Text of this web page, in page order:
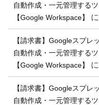
自動作成・一元管理する
【Google Workspace】
に
【請求書】Googleスプレ
自動作成・一元管理する
【Google Workspace】
に
【請求書】Googleスプレ
自動作成・一元管理する